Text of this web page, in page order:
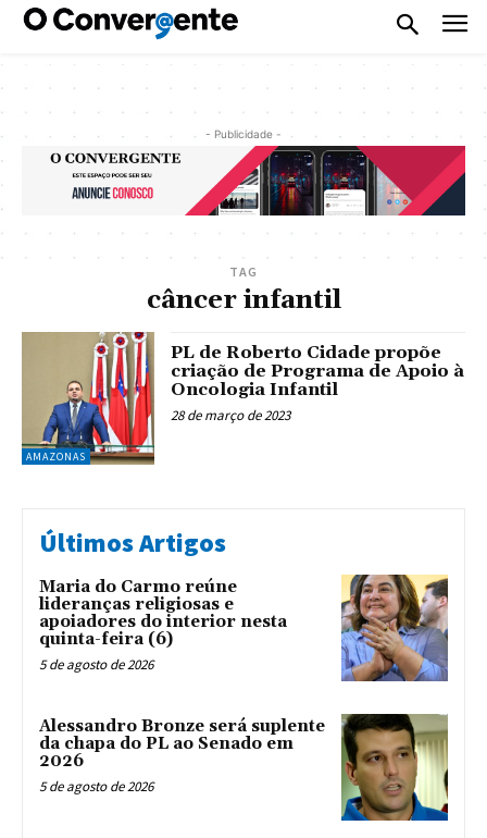
- Publicidade -
TAG
câncer infantil
AMAZONAS
PL de Roberto Cidade propõe
criação de Programa de Apoio à
Oncologia Infantil
28 de março de 2023
Últimos Artigos
Maria do Carmo reúne
lideranças religiosas e
apoiadores do interior nesta
quinta-feira (6)
5 de agosto de 2026
Alessandro Bronze será suplente
da chapa do PL ao Senado em
2026
5 de agosto de 2026